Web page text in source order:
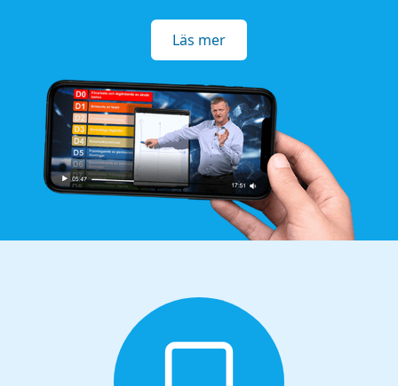
Läs mer